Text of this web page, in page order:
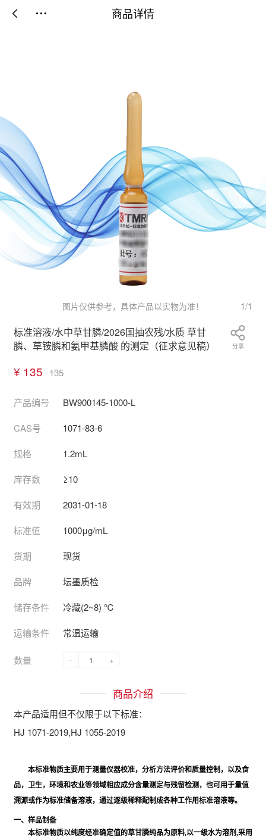
商品详情
 
图片仅供参考，具体产品以实物为准！ 1/1
标准溶液/水中草甘膦/2026国抽农残/水质 草甘
膦、草铵膦和氨甲基膦酸 的测定（征求意见稿）
¥ 135 135
分享
产品编号 BW900145-1000-L
CAS号 1071-83-6
规格 1.2mL
库存数 ≥10
有效期 2031-01-18
标准值 1000μg/mL
货期 现货
品牌 坛墨质检
储存条件 冷藏(2~8) ℃
运输条件 常温运输
数量 - +
商品介绍
本产品适用但不仅限于以下标准：
HJ 1071-2019,HJ 1055-2019
本标准物质主要用于测量仪器校准，分析方法评价和质量控制，以及食
品，卫生，环境和农业等领域相应成分含量测定与残留检测，也可用于量值
溯源或作为标准储备溶液，通过逐级稀释配制成各种工作用标准溶液等。
一、样品制备
本标准物质以纯度经准确定值的草甘膦纯品为原料,以一级水为溶剂,采用